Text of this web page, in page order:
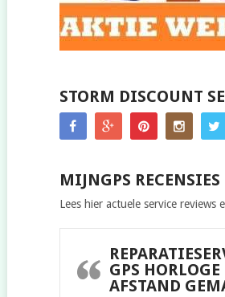
STORM DISCOUNT
MIJNGPS RECENSIES
Lees hier actuele service reviews
GPS HORLOGE
AFSTAND